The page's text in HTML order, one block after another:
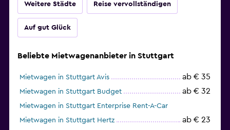
Weitere Städte Reise vervollständigen
Auf gut Glück
Beliebte Mietwagenanbieter in Stuttgart
Mietwagen in Stuttgart Avis ab € 35
Mietwagen in Stuttgart Budget ab € 32
Mietwagen in Stuttgart Enterprise Rent-A-Car
Mietwagen in Stuttgart Hertz
ab € 23